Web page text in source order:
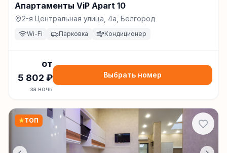
Апартаменты ViP Apart 10
2-я Центральная улица, 4а, Белгород
Wi-Fi Парковка Кондиционер
от
5 802 ₽
за ночь
Выбрать номер
★ТОП